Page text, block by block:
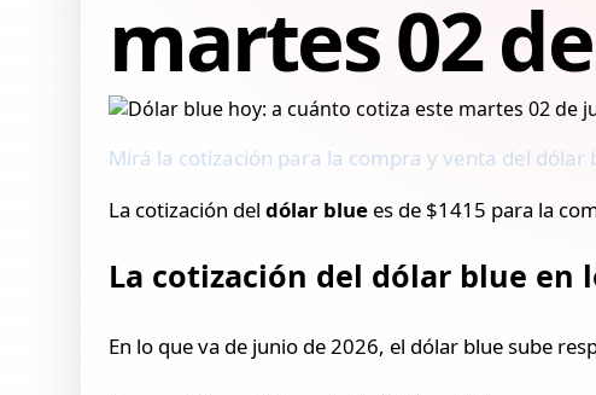
martes 02
Mirá la cotización para la compra y venta del dólar
La cotización deldólar blue es de $1415 para la
La cotización del dólar blue en
En lo que va de junio de 2026, el dólar blue sube